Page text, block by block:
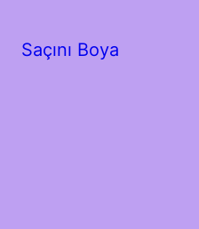
Saçını Boya